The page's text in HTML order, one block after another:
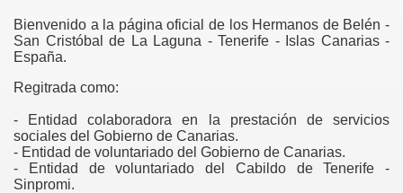
Bienvenido a la página oficial de los Hermanos de Belén -
San Cristóbal de La Laguna - Tenerife - Islas Canarias -
España.
Regitrada como:
- Entidad colaboradora en la prestación de servicios
sociales del Gobierno de Canarias.
- Entidad de voluntariado del Gobierno de Canarias.
- Entidad de voluntariado del Cabildo de Tenerife -
Sinpromi.